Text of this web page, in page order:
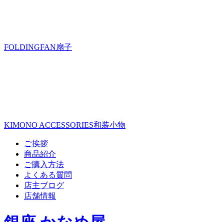
FOLDINGFAN扇子
KIMONO ACCESSORIES和装小物
ご挨拶
商品紹介
ご購入方法
よくある質問
店主ブログ
店舗情報